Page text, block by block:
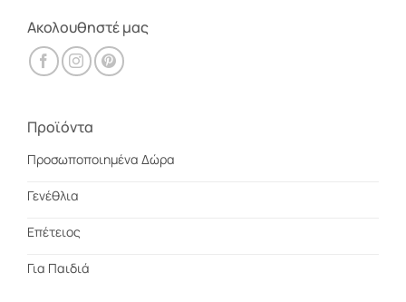
Ακολουθηστέ μας
Προϊόντα
Προσωποποιημένα Δώρα
Γενέθλια
Επέτειος
Για Παιδιά